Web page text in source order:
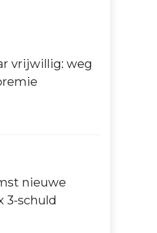
vrijwillig: weg
nieuwe
3-schuld